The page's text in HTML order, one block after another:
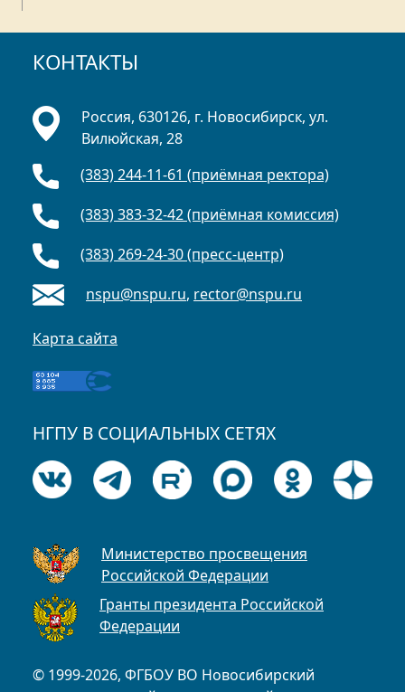
КОНТАКТЫ
© 1999-2026, ФГБОУ ВО Новосибирский
Россия, 630126, г. Новосибирск, ул.
Вилюйская, 28
(383) 244-11-61 (приёмная ректора)
(383) 383-32-42 (приёмная комиссия)
(383) 269-24-30 (пресс-центр)
nspu@nspu.ru, rector@nspu.ru
Карта сайта
НГПУ В СОЦИАЛЬНЫХ СЕТЯХ
Министерство просвещения
Российской Федерации
Гранты президента Российской
Федерации